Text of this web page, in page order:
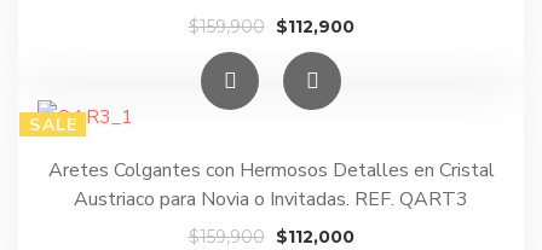
$159,900 El
precio
original
era:
$112,900El
SALE
Aretes Colgantes con Hermosos Detalles en Cristal
Austriaco para Novia o Invitadas. REF. QART3
$159,900 El
$112,000El